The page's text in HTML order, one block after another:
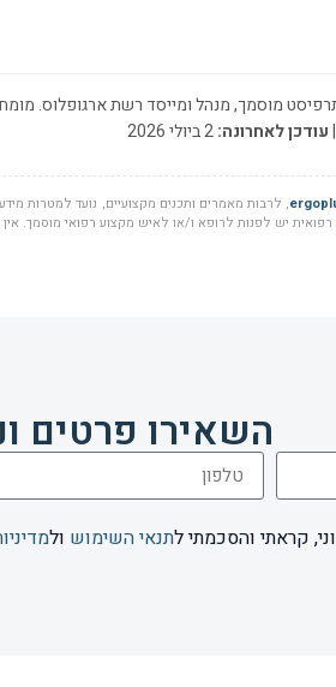
מוסמך, מנהל ומייסד רשת ארגופלוס.
עודכן לאחרונה:
, לרבות מאמרים ותכנים מקצועיים, נועד למטרות
יש לפנות לרופא ו/או לאיש מקצוע רפואי מוסמך.
השאירו פרטים
קראתי והסכמתי לתנאי השימוש ול